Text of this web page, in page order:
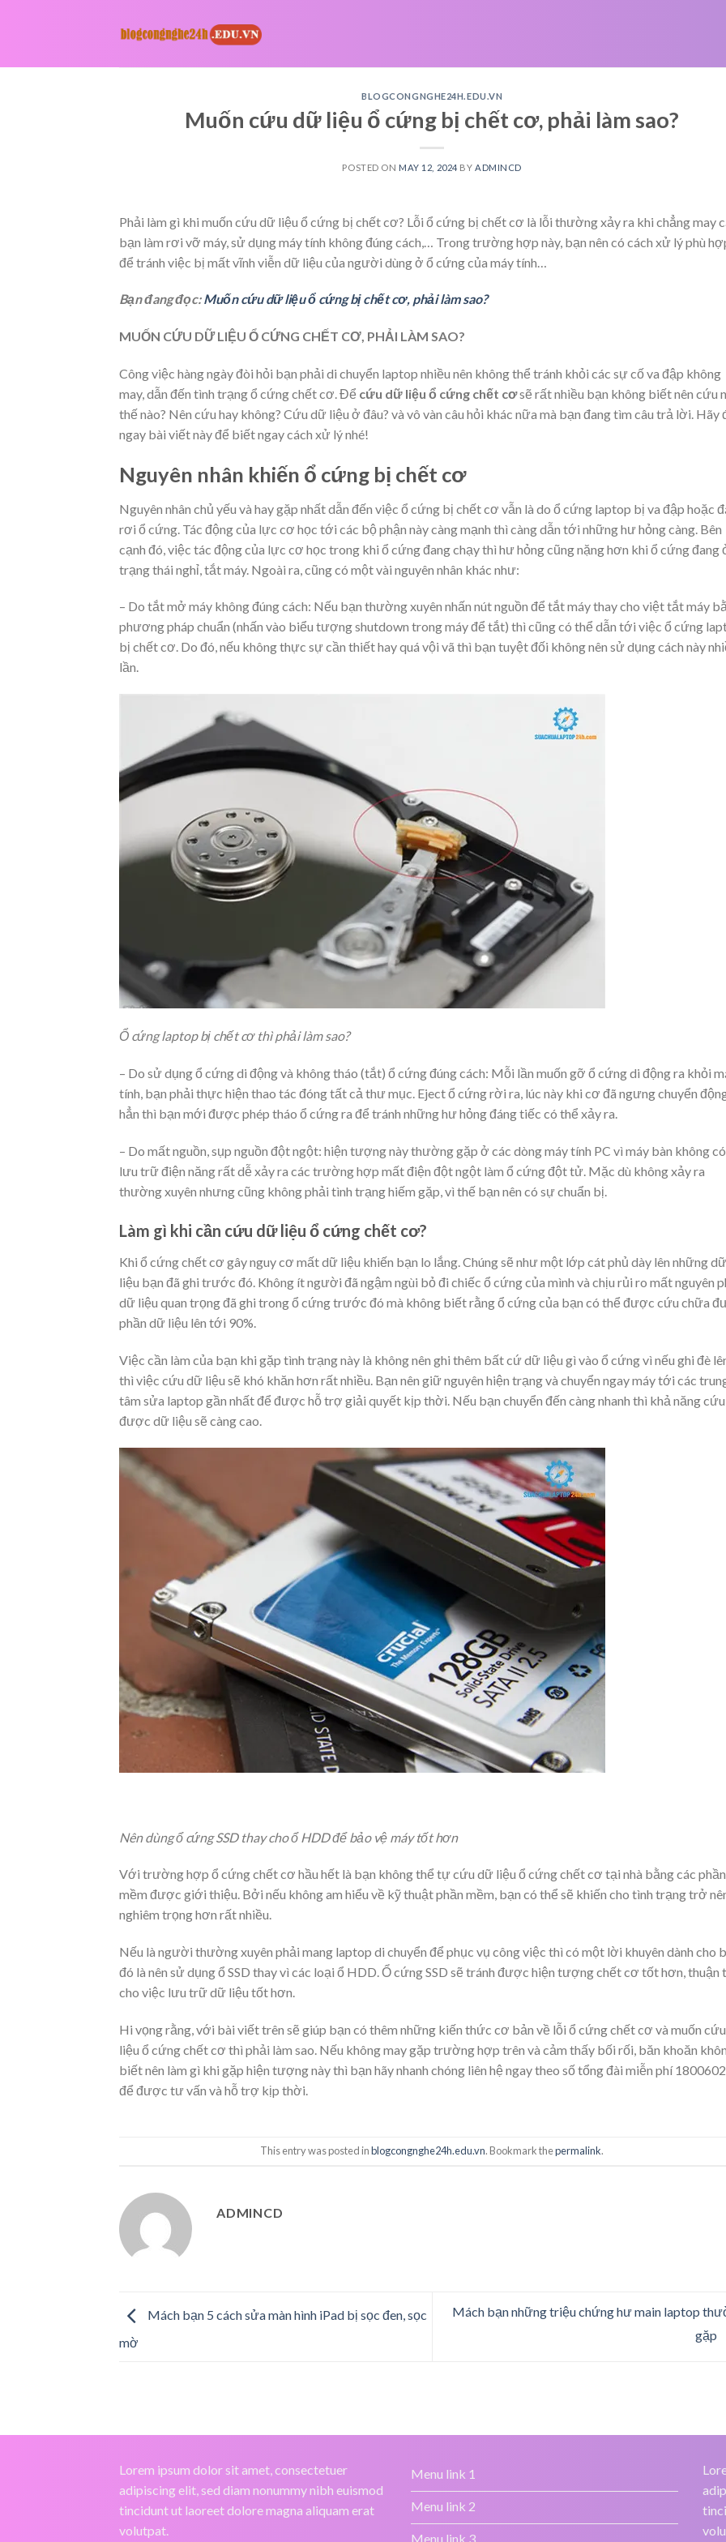
BLOGCONGNGHE24H.EDU.VN
Muốn cứu dữ liệu ổ cứng bị chết cơ, phải làm sao?
POSTED ON MAY 12, 2024 BY ADMINCD
Phải làm gì khi muốn cứu dữ liệu ổ cứng bị chết cơ? Lỗi ổ cứng bị chết cơ là lỗi thường xảy ra khi chẳng may
bạn làm rơi vỡ máy, sử dụng máy tính không đúng cách,… Trong trường hợp này, bạn nên có cách xử lý phù
để tránh việc bị mất vĩnh viễn dữ liệu của người dùng ở ổ cứng của máy tính…
Bạn đang đọc:Muốn cứu dữ liệu ổ cứng bị chết cơ, phải làm sao?
MUỐN CỨU DỮ LIỆU Ổ CỨNG CHẾT CƠ, PHẢI LÀM SAO?
Công việc hàng ngày đòi hỏi bạn phải di chuyển laptop nhiều nên không thể tránh khỏi các sự cố va đập không
may, dẫn đến tình trạng ổ cứng chết cơ. Để cứu dữ liệu ổ cứng chết cơsẽ rất nhiều bạn không biết nên cứu
thế nào? Nên cứu hay không? Cứu dữ liệu ở đâu? và vô vàn câu hỏi khác nữa mà bạn đang tìm câu trả lời. Hãy
ngay bài viết này để biết ngay cách xử lý nhé!
Nguyên nhân khiến ổ cứng bị chết cơ
Nguyên nhân chủ yếu và hay gặp nhất dẫn đến việc ổ cứng bị chết cơ vẫn là do ổ cứng laptop bị va đập hoặc
rơi ổ cứng. Tác động của lực cơ học tới các bộ phận này càng mạnh thì càng dẫn tới những hư hỏng càng. Bên
cạnh đó, việc tác động của lực cơ học trong khi ổ cứng đang chạy thì hư hỏng cũng nặng hơn khi ổ cứng đang
trạng thái nghỉ, tắt máy. Ngoài ra, cũng có một vài nguyên nhân khác như:
– Do tắt mở máy không đúng cách: Nếu bạn thường xuyên nhấn nút nguồn để tắt máy thay cho việt tắt máy
phương pháp chuẩn (nhấn vào biểu tượng shutdown trong máy để tắt) thì cũng có thể dẫn tới việc ổ cứng
bị chết cơ. Do đó, nếu không thực sự cần thiết hay quá vội vã thì bạn tuyệt đối không nên sử dụng cách này
lần.
Ổ cứng laptop bị chết cơ thì phải làm sao?
– Do sử dụng ổ cứng di động và không tháo (tắt) ổ cứng đúng cách: Mỗi lần muốn gỡ ổ cứng di động ra khỏi
tính, bạn phải thực hiện thao tác đóng tất cả thư mục. Eject ổ cứng rời ra, lúc này khi cơ đã ngưng chuyển
hẳn thì bạn mới được phép tháo ổ cứng ra để tránh những hư hỏng đáng tiếc có thể xảy ra.
– Do mất nguồn, sụp nguồn đột ngột: hiện tượng này thường gặp ở các dòng máy tính PC vì máy bàn không có
lưu trữ điện năng rất dễ xảy ra các trường hợp mất điện đột ngột làm ổ cứng đột tử. Mặc dù không xảy ra
thường xuyên nhưng cũng không phải tình trạng hiếm gặp, vì thế bạn nên có sự chuẩn bị.
Làm gì khi cần cứu dữ liệu ổ cứng chết cơ?
Khi ổ cứng chết cơ gây nguy cơ mất dữ liệu khiến bạn lo lắng. Chúng sẽ như một lớp cát phủ dày lên những dữ
liệu bạn đã ghi trước đó. Không ít người đã ngậm ngùi bỏ đi chiếc ổ cứng của mình và chịu rủi ro mất nguyên
dữ liệu quan trọng đã ghi trong ổ cứng trước đó mà không biết rằng ổ cứng của bạn có thể được cứu chữa
phần dữ liệu lên tới 90%.
Việc cần làm của bạn khi gặp tình trạng này là không nên ghi thêm bất cứ dữ liệu gì vào ổ cứng vì nếu ghi đè
thì việc cứu dữ liệu sẽ khó khăn hơn rất nhiều. Bạn nên giữ nguyên hiện trạng và chuyển ngay máy tới các
tâm sửa laptop gần nhất để được hỗ trợ giải quyết kịp thời. Nếu bạn chuyển đến càng nhanh thì khả năng cứu
được dữ liệu sẽ càng cao.
Nên dùng ổ cứng SSD thay cho ổ HDD để bảo vệ máy tốt hơn
Với trường hợp ổ cứng chết cơ hầu hết là bạn không thể tự cứu dữ liệu ổ cứng chết cơ tại nhà bằng các phần
mềm được giới thiệu. Bởi nếu không am hiểu về kỹ thuật phần mềm, bạn có thể sẽ khiến cho tình trạng trở
nghiêm trọng hơn rất nhiều.
Nếu là người thường xuyên phải mang laptop di chuyển để phục vụ công việc thì có một lời khuyên dành cho
đó là nên sử dụng ổ SSD thay vì các loại ổ HDD. Ổ cứng SSD sẽ tránh được hiện tượng chết cơ tốt hơn, thuận
cho việc lưu trữ dữ liệu tốt hơn.
Hi vọng rằng, với bài viết trên sẽ giúp bạn có thêm những kiến thức cơ bản về lỗi ổ cứng chết cơ và muốn
liệu ổ cứng chết cơ thì phải làm sao. Nếu không may gặp trường hợp trên và cảm thấy bối rối, băn khoăn
biết nên làm gì khi gặp hiện tượng này thì bạn hãy nhanh chóng liên hệ ngay theo số tổng đài miễn phí
để được tư vấn và hỗ trợ kịp thời.
This entry was posted inblogcongnghe24h.edu.vn. Bookmark thepermalink.
ADMINCD
Mách bạn 5 cách sửa màn hình iPad bị sọc đen, sọc
mờ
Mách bạn những triệu chứng hư main laptop
gặp
Lorem ipsum dolor sit amet, consectetuer
adipiscing elit, sed diam nonummy nibh euismod
tincidunt ut laoreet dolore magna aliquam erat
volutpat.
Menu link 1
Menu link 2
Menu link 3